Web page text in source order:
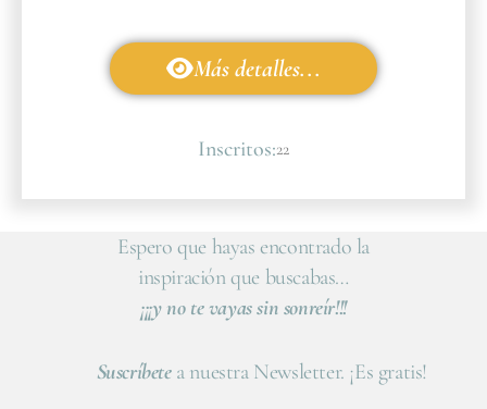
Más detalles...
Inscritos:22
Espero que hayas encontrado la
inspiración que buscabas…
¡¡¡y no te vayas sin sonreír!!!
Suscríbetea nuestra Newsletter. ¡Es gratis!